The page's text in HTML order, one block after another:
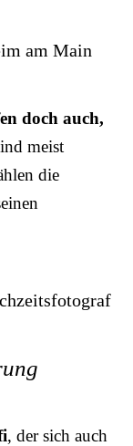
doch auch,
meist
die
, der sich auch